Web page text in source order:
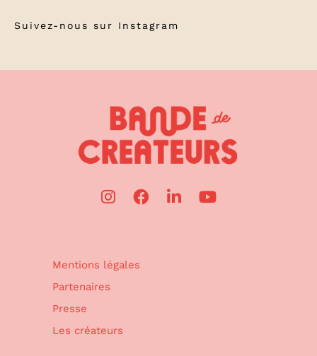
Suivez-nous sur Instagram
Mentions légales
Partenaires
Presse
Les créateurs